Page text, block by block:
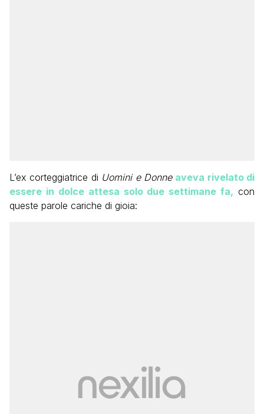
L’ex corteggiatrice di Uomini e Donne aveva rivelato di
essere in dolce attesa solo due settimane fa, con
queste parole cariche di gioia: